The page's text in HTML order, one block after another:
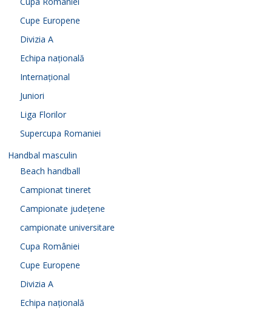
Cupe Europene
Divizia A
Echipa națională
Internațional
Juniori
Liga Florilor
Supercupa Romaniei
Handbal masculin
Beach handball
Campionat tineret
Campionate județene
campionate universitare
Cupa României
Cupe Europene
Divizia A
Echipa națională